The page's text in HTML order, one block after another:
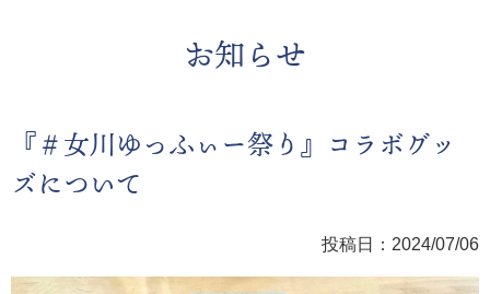
お知らせ
『＃女川ゆっふぃー祭り』コラボグッ
ズについて
投稿日：2024/07/06